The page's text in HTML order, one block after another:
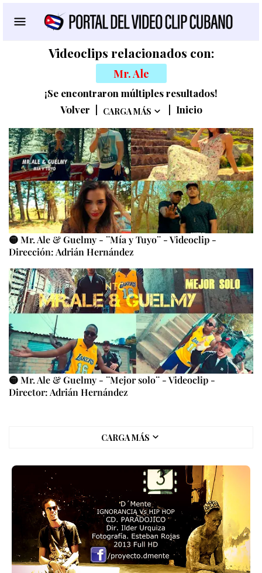
Videoclips relacionados con:
Mr. Ale
¡Se encontraron múltiples resultados!
Volver
CARGA MÁS Inicio
🟡 Mr. Ale & Guelmy - ¨Mía y Tuyo¨ - Videoclip -
Dirección: Adrián Hernández
🟡 Mr. Ale & Guelmy - ¨Mejor solo¨ - Videoclip -
Director: Adrián Hernández
CARGA MÁS